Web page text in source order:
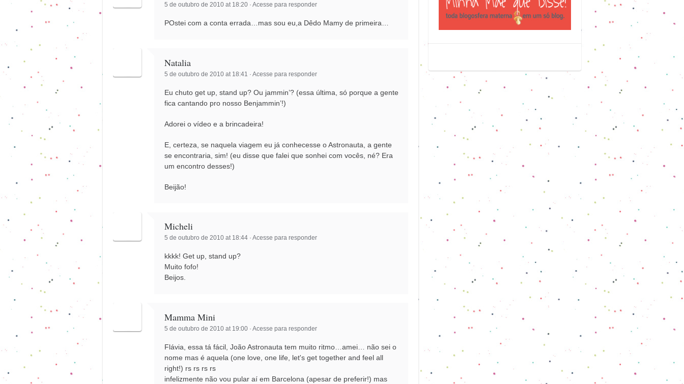
5 de outubro de 2010 at 18:20 ·Acesse para responder
POstei com a conta errada…mas sou eu,a Dêdo Mamy de primeira…
Natalia
5 de outubro de 2010 at 18:41 ·Acesse para responder
Eu chuto get up, stand up? Ou jammin’? (essa última, só porque a gente
fica cantando pro nosso Benjammin’!)
Adorei o vídeo e a brincadeira!
E, certeza, se naquela viagem eu já conhecesse o Astronauta, a gente
se encontraria, sim! (eu disse que falei que sonhei com vocês, né? Era
um encontro desses!)
Beijão!
Micheli
5 de outubro de 2010 at 18:44 ·Acesse para responder
kkkk! Get up, stand up?
Muito fofo!
Beijos.
Mamma Mini
5 de outubro de 2010 at 19:00 ·Acesse para responder
Flávia, essa tá fácil, João Astronauta tem muito ritmo…amei… não sei o
nome mas é aquela (one love, one life, let's get together and feel all
right!) rs rs rs rs
infelizmente não vou pular aí em Barcelona (apesar de preferir!) mas